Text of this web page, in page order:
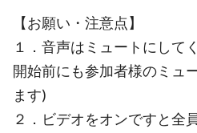
【お願い・注意点】
１．音声はミュートにして
開始前にも参加者様のミュ
ます)
２．ビデオをオンですと全